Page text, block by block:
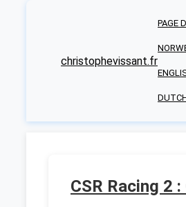
christophevissant.fr
PAGE
CSR Racing 2